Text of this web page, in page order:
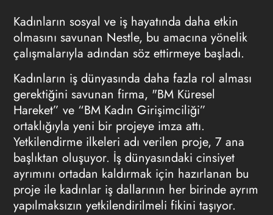
Kadınların sosyal ve iş hayatında daha etkin
olmasını savunan Nestle, bu amacına yönelik
çalışmalarıyla adından söz ettirmeye başladı.
Kadınların iş dünyasında daha fazla rol alması
gerektiğini savunan firma, "BM Küresel
Hareket” ve “BM Kadın Girişimciliği”
ortaklığıyla yeni bir projeye imza attı.
Yetkilendirme ilkeleri adı verilen proje, 7 ana
başlıktan oluşuyor. İş dünyasındaki cinsiyet
ayrımını ortadan kaldırmak için hazırlanan bu
proje ile kadınlar iş dallarının her birinde ayrım
yapılmaksızın yetkilendirilmeli fikini taşıyor.